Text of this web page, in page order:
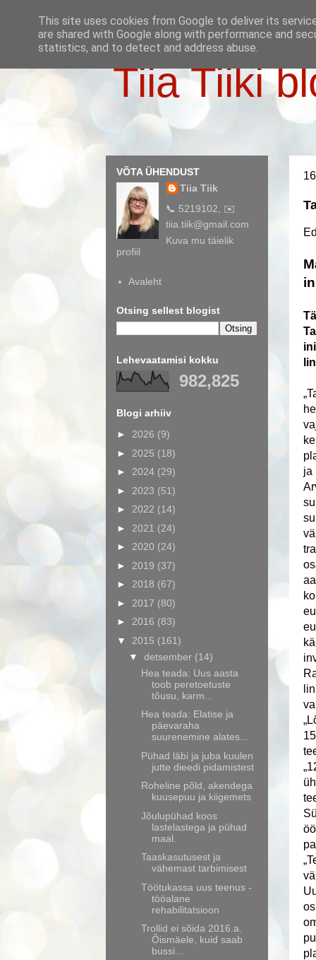
Tiia Tiiki
ja
VÕTA ÜHENDUST
Tiia Tiik
📞 5219102, ✉️
tiia.tiik@gmail.com
Kuva mu täielik
profiil
Avaleht
Otsing sellest blogist
Lehevaatamisi kokku
982,825
Blogi arhiiv
► 2026 (9)
► 2025 (18)
► 2024 (29)
► 2023 (51)
► 2022 (14)
► 2021 (24)
► 2020 (24)
► 2019 (37)
► 2018 (67)
► 2017 (80)
► 2016 (83)
▼ 2015 (161)
▼ detsember (14)
Hea teada: Uus aasta
toob peretoetuste
tõusu, karm...
Hea teada: Elatise ja
päevaraha
suurenemine alates...
Pühad läbi ja juba kuulen
jutte dieedi pidamistest
Roheline põld, akendega
kuusepuu ja kiigemets
Jõulupühad koos
lastelastega ja pühad
maal.
Taaskasutusest ja
vähemast tarbimisest
Töötukassa uus teenus -
tööalane
rehabilitatsioon
Trollid ei sõida 2016.a.
Õismäele, kuid saab
bussi...
This site uses cookies from Google to deliver its
are shared with Google along with performance and
statistics, and to detect and address abuse.